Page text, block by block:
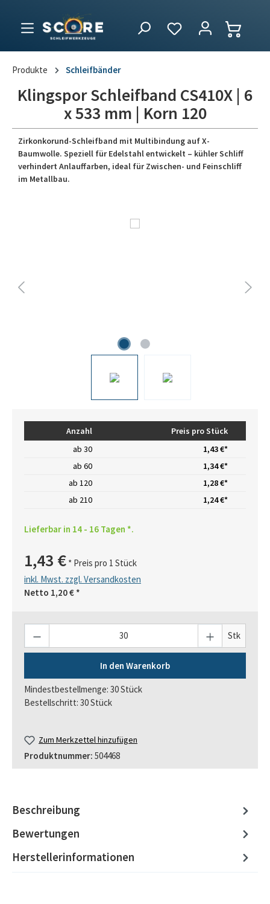
Produkte Schleifbänder
Klingspor Schleifband CS410X | 6
x 533 mm | Korn 120
Zirkonkorund-Schleifband mit Multibindung auf X-
Baumwolle. Speziell für Edelstahl entwickelt – kühler Schliff
verhindert Anlauffarben, ideal für Zwischen- und Feinschliff
im Metallbau.
Anzahl
Preis pro Stück
ab 30
1,43 €*
ab 60
1,34 €*
ab 120
1,28 €*
ab 210 1,24 €*
Lieferbar in 14 - 16 Tagen *.
1,43 € * Preis pro 1 Stück
inkl. Mwst. zzgl. Versandkosten
Netto 1,20 € *
Stk
In den Warenkorb
Mindestbestellmenge: 30 Stück
Bestellschritt: 30 Stück
Zum Merkzettel hinzufügen
Produktnummer: 504468
Beschreibung
Bewertungen
Herstellerinformationen